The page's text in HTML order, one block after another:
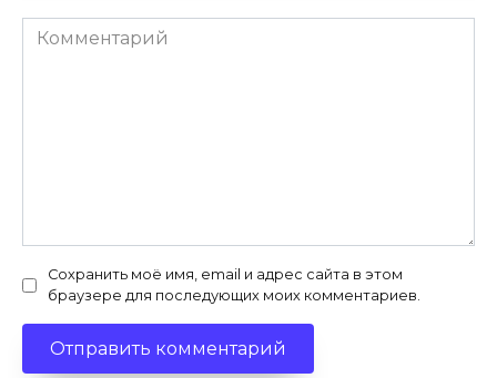
Комментарий
Сохранить моё имя, email и адрес сайта в этом
браузере для последующих моих комментариев.